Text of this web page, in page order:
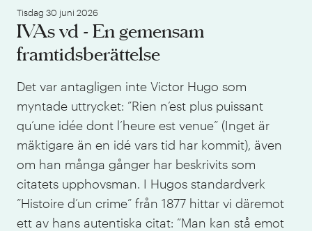
Tisdag 30 juni 2026
IVAs vd - En gemensam
framtidsberättelse
Det var antagligen inte Victor Hugo som
myntade uttrycket: ”Rien n’est plus puissant
qu’une idée dont l’heure est venue” (Inget är
mäktigare än en idé vars tid har kommit), även
om han många gånger har beskrivits som
citatets upphovsman. I Hugos standardverk
”Histoire d’un crime” från 1877 hittar vi däremot
ett av hans autentiska citat: ”Man kan stå emot